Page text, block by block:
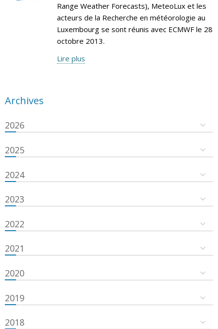
Range Weather Forecasts), MeteoLux et les
acteurs de la Recherche en météorologie au
Luxembourg se sont réunis avec ECMWF le 28
octobre 2013.
Lire plus
Archives
2026
2025
2024
2023
2022
2021
2020
2019
2018